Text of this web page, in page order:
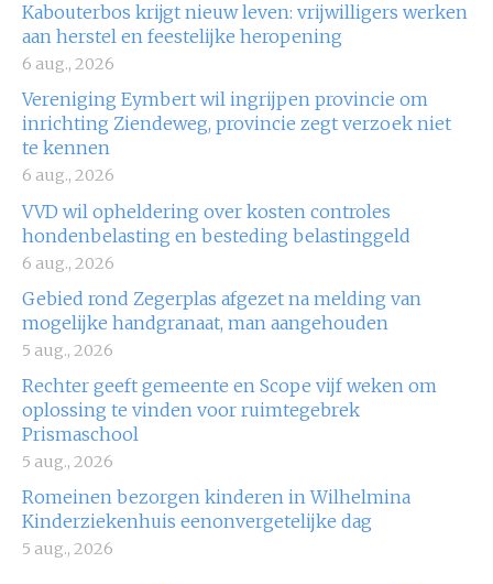
Kabouterbos krijgt nieuw leven: vrijwilligers werken
aan herstel en feestelijke heropening
6 aug., 2026
Vereniging Eymbert wil ingrijpen provincie om
inrichting Ziendeweg, provincie zegt verzoek niet
te kennen
6 aug., 2026
VVD wil opheldering over kosten controles
hondenbelasting en besteding belastinggeld
6 aug., 2026
Gebied rond Zegerplas afgezet na melding van
mogelijke handgranaat, man aangehouden
5 aug., 2026
Rechter geeft gemeente en Scope vijf weken om
oplossing te vinden voor ruimtegebrek
Prismaschool
5 aug., 2026
Romeinen bezorgen kinderen in Wilhelmina
Kinderziekenhuis eenonvergetelijke dag
5 aug., 2026